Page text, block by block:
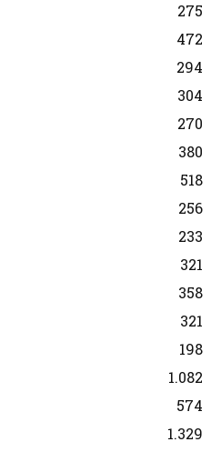
275
472
294
304
270
380
518
256
233
321
358
321
198
1.082
574
1.329